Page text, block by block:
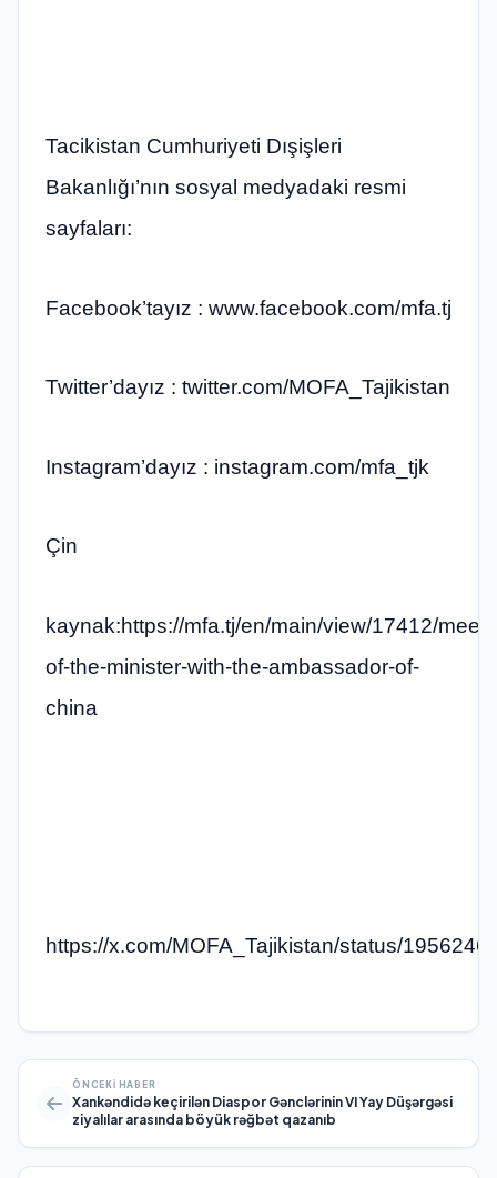
Tacikistan Cumhuriyeti Dışişleri
Bakanlığı’nın sosyal medyadaki resmi
sayfaları:
Facebook’tayız : www.facebook.com/mfa.tj​
Twitter’dayız : twitter.com/MOFA_Tajikistan​
Instagram’dayız : instagram.com/mfa_tjk​
Çin
kaynak:https://mfa.tj/en/main/view/17412/
of-the-minister-with-the-ambassador-of-
china
https://x.com/MOFA_Tajikistan/status/
ÖNCEKI HABER
Xankəndidə keçirilən Diaspor Gənclərinin VI Yay Düşərgəsi
ziyalılar arasında böyük rəğbət qazanıb